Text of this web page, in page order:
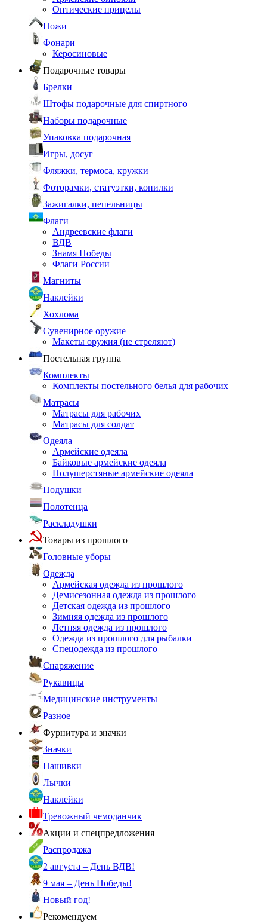
Оптические прицелы
Ножи
Фонари
Керосиновые
Подарочные товары
Брелки
Штофы подарочные для спиртного
Наборы подарочные
Упаковка подарочная
Игры, досуг
Фляжки, термоса, кружки
Фоторамки, статуэтки, копилки
Зажигалки, пепельницы
Флаги
Андреевские флаги
ВДВ
Знамя Победы
Флаги России
Магниты
Наклейки
Хохлома
Сувенирное оружие
Макеты оружия (не стреляют)
Постельная группа
Комплекты
Комплекты постельного белья для рабочих
Матрасы
Матрасы для рабочих
Матрасы для солдат
Одеяла
Армейские одеяла
Байковые армейские одеяла
Полушерстяные армейские одеяла
Подушки
Полотенца
Раскладушки
Товары из прошлого
Головные уборы
Одежда
Армейская одежда из прошлого
Демисезонная одежда из прошлого
Детская одежда из прошлого
Зимняя одежда из прошлого
Летняя одежда из прошлого
Одежда из прошлого для рыбалки
Спецодежда из прошлого
Снаряжение
Рукавицы
Медицинские инструменты
Разное
Фурнитура и значки
Значки
Нашивки
Лычки
Наклейки
Тревожный чемоданчик
Акции и спецпредложения
Распродажа
2 августа – День ВДВ!
9 мая – День Победы!
Новый год!
Рекомендуем